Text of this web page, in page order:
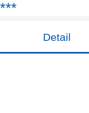
***
Detail